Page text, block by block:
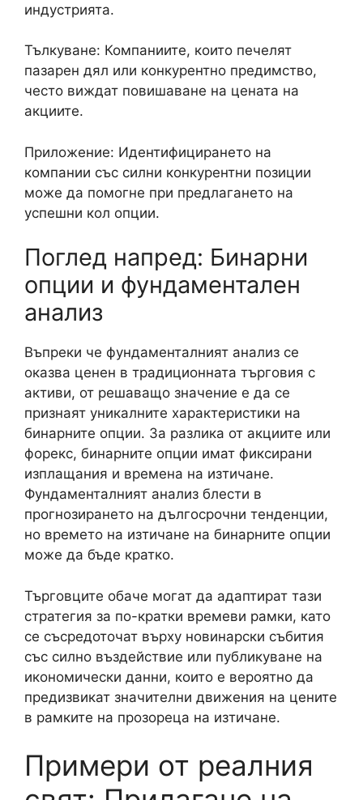
индустрията.
Тълкуване: Компаниите, които печелят
пазарен дял или конкурентно предимство,
често виждат повишаване на цената на
акциите.
Приложение: Идентифицирането на
компании със силни конкурентни позиции
може да помогне при предлагането на
успешни кол опции.
Поглед напред: Бинарни
опции и фундаментален
анализ
Въпреки че фундаменталният анализ се
оказва ценен в традиционната търговия с
активи, от решаващо значение е да се
признаят уникалните характеристики на
бинарните опции. За разлика от акциите или
форекс, бинарните опции имат фиксирани
изплащания и времена на изтичане.
Фундаменталният анализ блести в
прогнозирането на дългосрочни тенденции,
но времето на изтичане на бинарните опции
може да бъде кратко.
Търговците обаче могат да адаптират тази
стратегия за по-кратки времеви рамки, като
се съсредоточат върху новинарски събития
със силно въздействие или публикуване на
икономически данни, които е вероятно да
предизвикат значителни движения на цените
в рамките на прозореца на изтичане.
Примери от реалния